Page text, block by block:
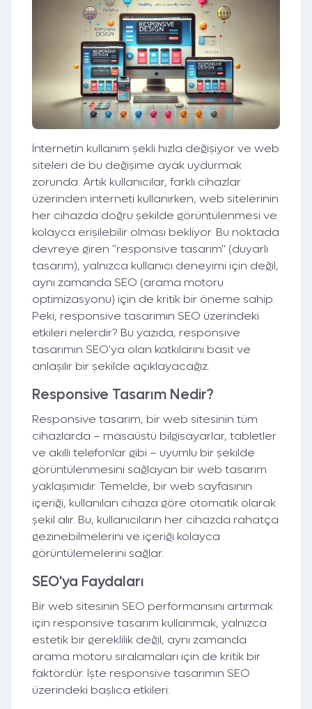
İnternetin kullanım şekli hızla değişiyor ve web
siteleri de bu değişime ayak uydurmak
zorunda. Artık kullanıcılar, farklı cihazlar
üzerinden interneti kullanırken, web sitelerinin
her cihazda doğru şekilde görüntülenmesi ve
kolayca erişilebilir olması bekliyor. Bu noktada
devreye giren "responsive tasarım" (duyarlı
tasarım), yalnızca kullanıcı deneyimi için değil,
aynı zamanda SEO (arama motoru
optimizasyonu) için de kritik bir öneme sahip.
Peki, responsive tasarımın SEO üzerindeki
etkileri nelerdir? Bu yazıda, responsive
tasarımın SEO'ya olan katkılarını basit ve
anlaşılır bir şekilde açıklayacağız.
Responsive Tasarım Nedir?
Responsive tasarım, bir web sitesinin tüm
cihazlarda – masaüstü bilgisayarlar, tabletler
ve akıllı telefonlar gibi – uyumlu bir şekilde
görüntülenmesini sağlayan bir web tasarım
yaklaşımıdır. Temelde, bir web sayfasının
içeriği, kullanılan cihaza göre otomatik olarak
şekil alır. Bu, kullanıcıların her cihazda rahatça
gezinebilmelerini ve içeriği kolayca
görüntülemelerini sağlar.
SEO'ya Faydaları
Bir web sitesinin SEO performansını artırmak
için responsive tasarım kullanmak, yalnızca
estetik bir gereklilik değil, aynı zamanda
arama motoru sıralamaları için de kritik bir
faktördür. İşte responsive tasarımın SEO
üzerindeki başlıca etkileri: